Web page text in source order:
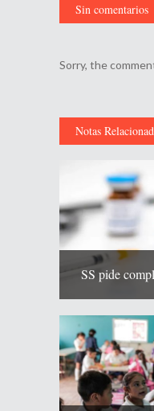
Sin comentarios
Sorry, the
Notas
SS pide